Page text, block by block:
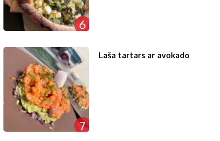
6
7
Laša tartars ar avokado